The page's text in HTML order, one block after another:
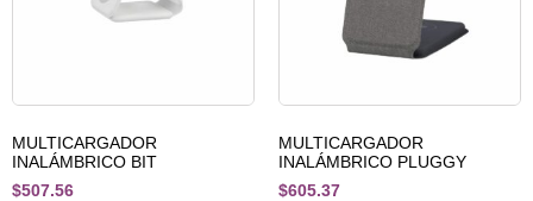
MULTICARGADOR
INALÁMBRICO BIT
$507.56
MULTICARGADOR
INALÁMBRICO PLUGGY
$605.37